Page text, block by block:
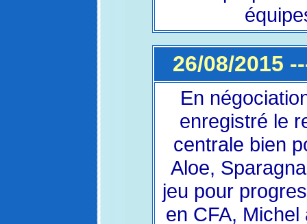
26/08/2015
En
enregistré le
centrale bien
Aloe,
jeu pour
en CFA,